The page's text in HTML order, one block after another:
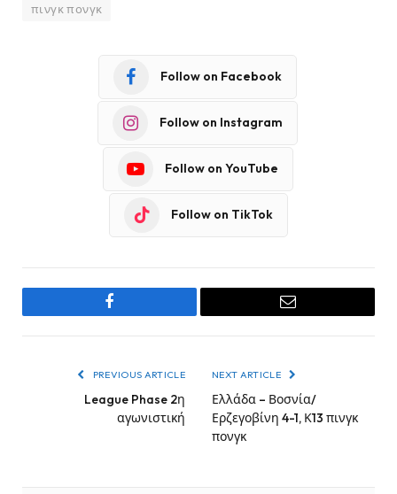
πινγκ πονγκ
Follow on Facebook
Follow on Instagram
Follow on YouTube
Follow on TikTok
Facebook Email
PREVIOUS ARTICLE
League Phase 2η
αγωνιστική
NEXT ARTICLE
Ελλάδα – Βοσνία/
Ερζεγοβίνη 4-1, Κ13 πινγκ
πονγκ